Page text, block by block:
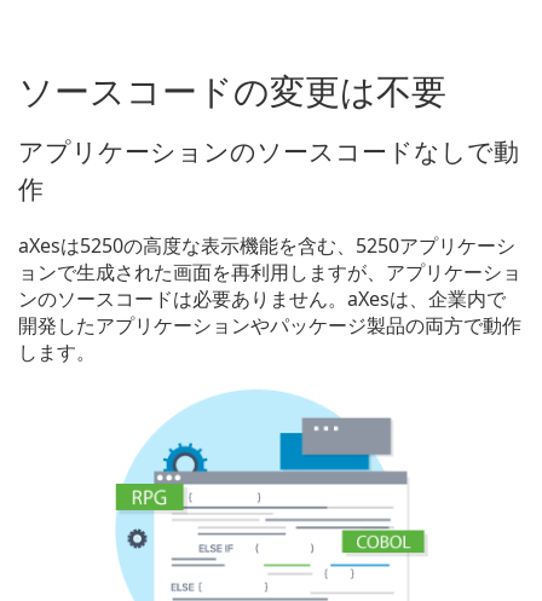
ソースコードの変更は不要
アプリケーションのソースコードなしで動
作
aXesは5250の高度な表示機能を含む、5250アプリケーシ
ョンで生成された画面を再利用しますが、アプリケーショ
ンのソースコードは必要ありません。aXesは、企業内で
開発したアプリケーションやパッケージ製品の両方で動作
します。